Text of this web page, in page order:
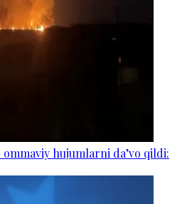
ommaviy hujumlarni da’vo qildi: